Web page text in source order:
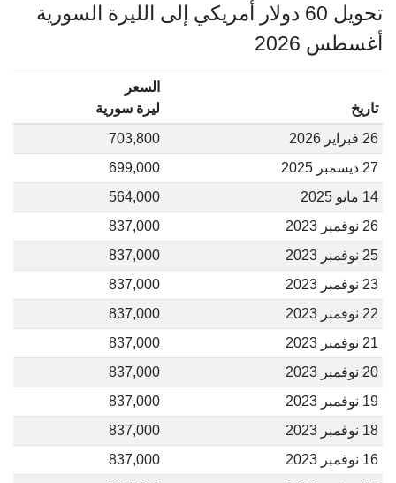
تحويل 60 دولار أمريكي إلى الليرة السورية
أغسطس 2026
تاريخ
السعر
ليرة سورية
26 فبراير 2026
703,800
27 ديسمبر 2025
699,000
14 مايو 2025
564,000
26 نوفمبر 2023
837,000
25 نوفمبر 2023
837,000
23 نوفمبر 2023
837,000
22 نوفمبر 2023
837,000
21 نوفمبر 2023
837,000
20 نوفمبر 2023
837,000
19 نوفمبر 2023
837,000
18 نوفمبر 2023
837,000
16 نوفمبر 2023
837,000